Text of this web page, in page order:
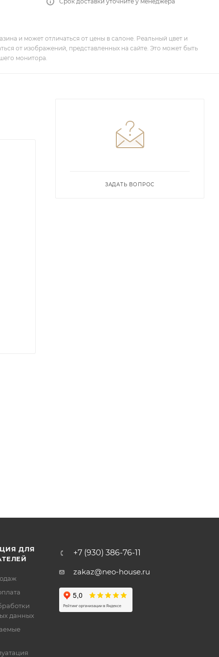
и может отличаться от цены в салоне. Реальный цвет и
от изображений, представленных на сайте. Это может быть
монитора.
ЗАДАТЬ ВОПРОС
ДЛЯ
данных
+7 (930) 386-76-11
zakaz@neo-house.ru